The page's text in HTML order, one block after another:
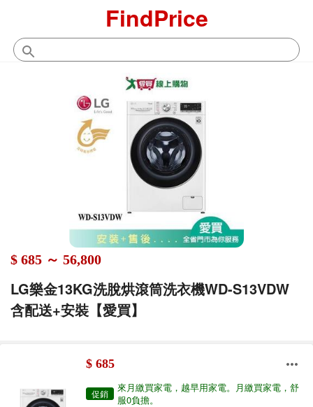
FindPrice
$ 685 ～ 56,800
LG樂金13KG洗脫烘滾筒洗衣機WD-S13VDW
含配送+安裝【愛買】
$ 685
促銷
來月繳買家電，越早用家電。月繳買家電，舒
服0負擔。